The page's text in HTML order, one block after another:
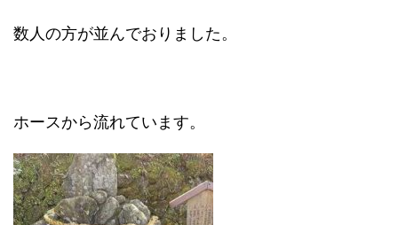
数人の方が並んでおりました。
ホースから流れています。